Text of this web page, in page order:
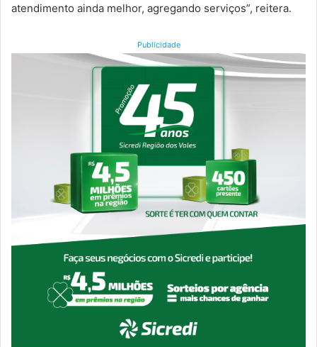
atendimento ainda melhor, agregando serviços”, reitera.
Publicidade